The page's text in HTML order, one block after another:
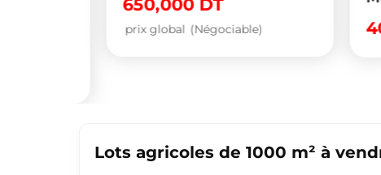
650,000DT
prix global (Négociable) 400
Lots agricoles de 1000 m² à